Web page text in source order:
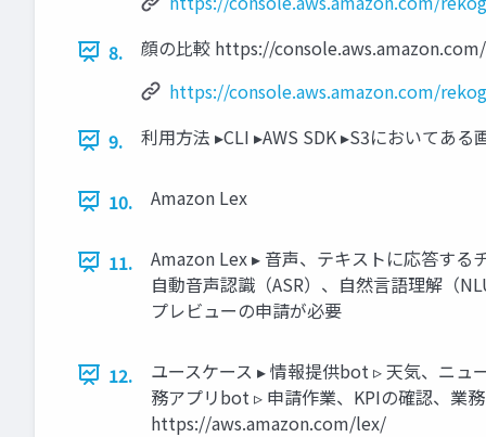
8.
顔の比較 https://
https://console.aws.amazon.com/
9.
利用方法 ▸CLI ▸AWS SDK ▸S3においてある
10. Amazon Lex
11.
Amazon Lex ▸ 音声、テキストに応答する
自動音声認識（ASR）、自然言語理解（
プレビューの申請が必要
12.
ユースケース ▸ 情報提供bot ▹ 天気、ニュ
務アプリbot ▹ 申請作業、KPIの確認、業
https://aws.amazon.com/lex/